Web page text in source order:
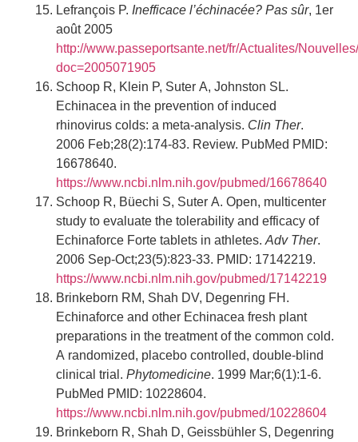
Lefrançois P. Inefficace l’échinacée? Pas sûr, 1er
août 2005
http://www.passeportsante.net/fr/Actualites/
doc=2005071905
Schoop R, Klein P, Suter A, Johnston SL.
Echinacea in the prevention of induced
rhinovirus colds: a meta-analysis. Clin Ther.
2006 Feb;28(2):174-83. Review. PubMed PMID:
16678640.
https://www.ncbi.nlm.nih.gov/pubmed/16678640
Schoop R, Büechi S, Suter A. Open, multicenter
study to evaluate the tolerability and efficacy of
Echinaforce Forte tablets in athletes.Adv Ther.
2006 Sep-Oct;23(5):823-33. PMID: 17142219.
https://www.ncbi.nlm.nih.gov/pubmed/17142219
Brinkeborn RM, Shah DV, Degenring FH.
Echinaforce and other Echinacea fresh plant
preparations in the treatment of the common cold.
A randomized, placebo controlled, double-blind
clinical trial. Phytomedicine. 1999 Mar;6(1):1-6.
PubMed PMID: 10228604.
https://www.ncbi.nlm.nih.gov/pubmed/10228604
Brinkeborn R, Shah D, Geissbühler S, Degenring